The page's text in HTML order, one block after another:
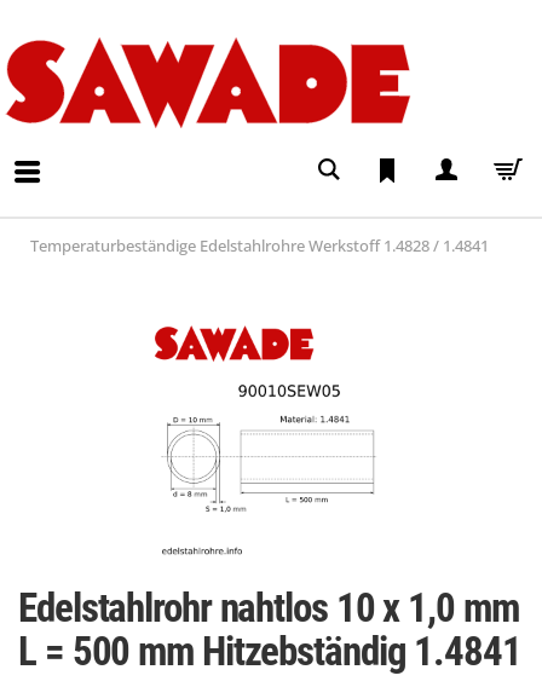
Temperaturbeständige Edelstahlrohre Werkstoff 1.4828 / 1.4841
Edelstahlrohr nahtlos 10 x 1,0 mm
L = 500 mm Hitzebständig 1.4841